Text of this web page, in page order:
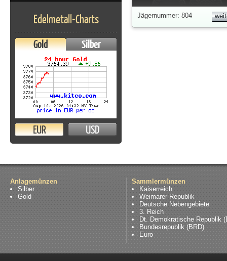
Edelmetall-Charts
Gold Silber
EUR USD
Jägernummer: 804
Anlagemünzen
Silber
Gold
Sammlermünzen
Kaiserreich
Weimarer Republik
Deutsche Nebengebiete
3. Reich
Dt. Demokratische Republik
Bundesrepublik (BRD)
Euro